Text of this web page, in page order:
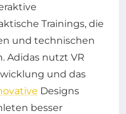
Trainings, die
und technischen
Adidas nutzt VR
und das
Designs
besser